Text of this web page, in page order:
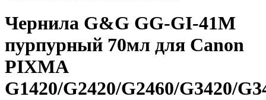
Чернила G&G GG-GI-41M
пурпурный 70мл для Canon
PIXMA
G1420/G2420/G2460/G3420/